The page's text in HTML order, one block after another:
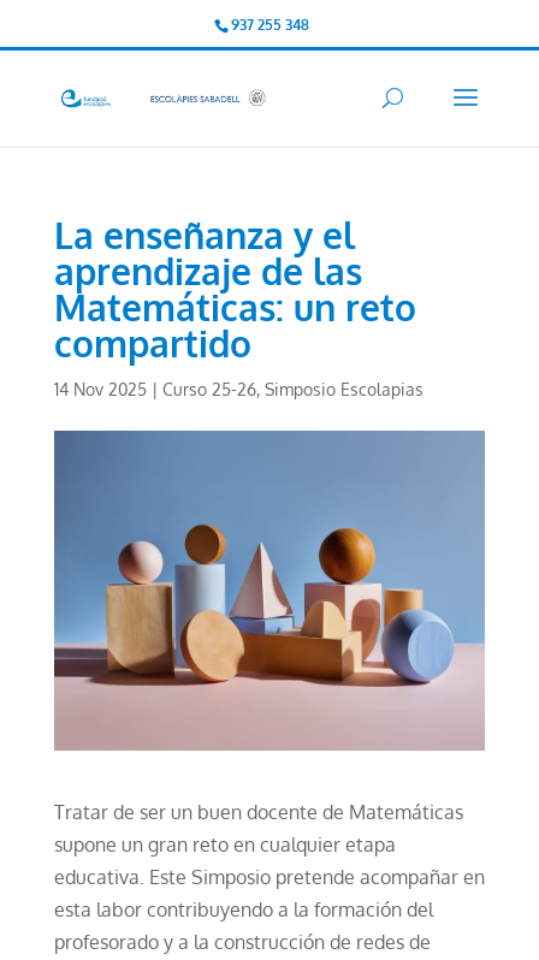
937 255 348
La enseñanza y el
aprendizaje de las
Matemáticas: un reto
compartido
14 Nov 2025| Curso 25-26, Simposio Escolapias
Tratar de ser un buen docente de Matemáticas
supone un gran reto en cualquier etapa
educativa. Este Simposio pretende acompañar en
esta labor contribuyendo a la formación del
profesorado y a la construcción de redes de